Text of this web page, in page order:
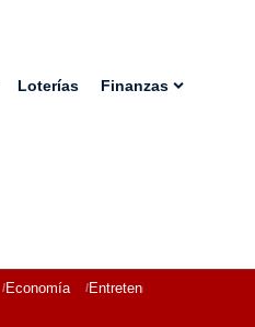
Loterías Finanzas
Economía Entretenimiento